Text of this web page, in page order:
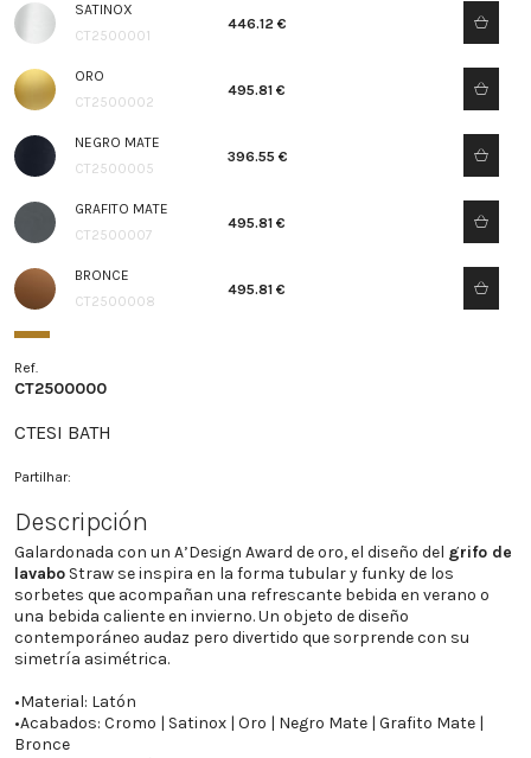
SATINOX
CT2500001
446.12 €
ORO
CT2500002
495.81 €
NEGRO MATE
CT2500005
396.55 €
GRAFITO MATE
CT2500007
495.81 €
BRONCE
CT2500008
495.81 €
Ref.
CT2500000
CTESI BATH
Partilhar:
Descripción
Galardonada con un A’Design Award de oro, el diseño del grifo de
lavabo Straw se inspira en la forma tubular y funky de los
sorbetes que acompañan una refrescante bebida en verano o
una bebida caliente en invierno. Un objeto de diseño
contemporáneo audaz pero divertido que sorprende con su
simetría asimétrica.
•Material: Latón
•Acabados: Cromo | Satinox | Oro | Negro Mate | Grafito Mate |
Bronce